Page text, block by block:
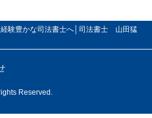
験豊かな司法書士へ│司法書士 山田猛
Reserved.